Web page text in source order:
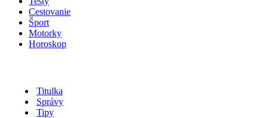
Cestovanie
Šport
Motorky
Horoskop
Titulka
Správy
Tipy